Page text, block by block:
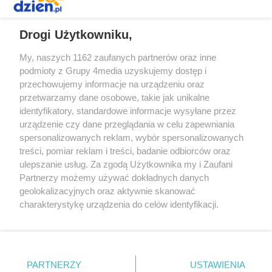
Redakcja Reklama Prywatność
Praca Łódź
the:protocol
Facebook.com
Youtube.com
Drogi Użytkowniku,
My, naszych 1162 zaufanych partnerów oraz inne
podmioty z Grupy 4media uzyskujemy dostęp i
przechowujemy informacje na urządzeniu oraz
przetwarzamy dane osobowe, takie jak unikalne
identyfikatory, standardowe informacje wysyłane przez
urządzenie czy dane przeglądania w celu zapewniania
spersonalizowanych reklam, wybór spersonalizowanych
treści, pomiar reklam i treści, badanie odbiorców oraz
ulepszanie usług. Za zgodą Użytkownika my i Zaufani
Partnerzy możemy używać dokładnych danych
geolokalizacyjnych oraz aktywnie skanować
charakterystykę urządzenia do celów identyfikacji.
zmienić/wycofać klikając przycisk ustawień prywatności
PARTNERZY USTAWIENIA